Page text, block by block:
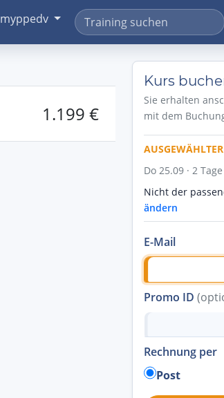
myppedv
1.199 €
Kurs
Sie erhalten
mit dem
Do 25.09 · 2
Nicht der
ändern
E-Mail
Promo ID
Rechnung per
Post